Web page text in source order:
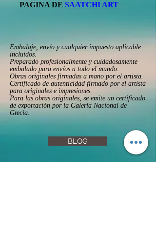
PAGINA DE SAATCHI ART
Embalaje, envío y cualquier impuesto aplicable
incluidos.
Preparado profesionalmente y cuidadosamente
embalado para envíos a todo el mundo.
Obras originales firmadas a mano por el artista.
Certificado de autenticidad firmado por el artista
para originales e impresiones.
Para las obras originales, se emite un certificado
de exportación por la Galería Nacional de
Grecia.
BLOG